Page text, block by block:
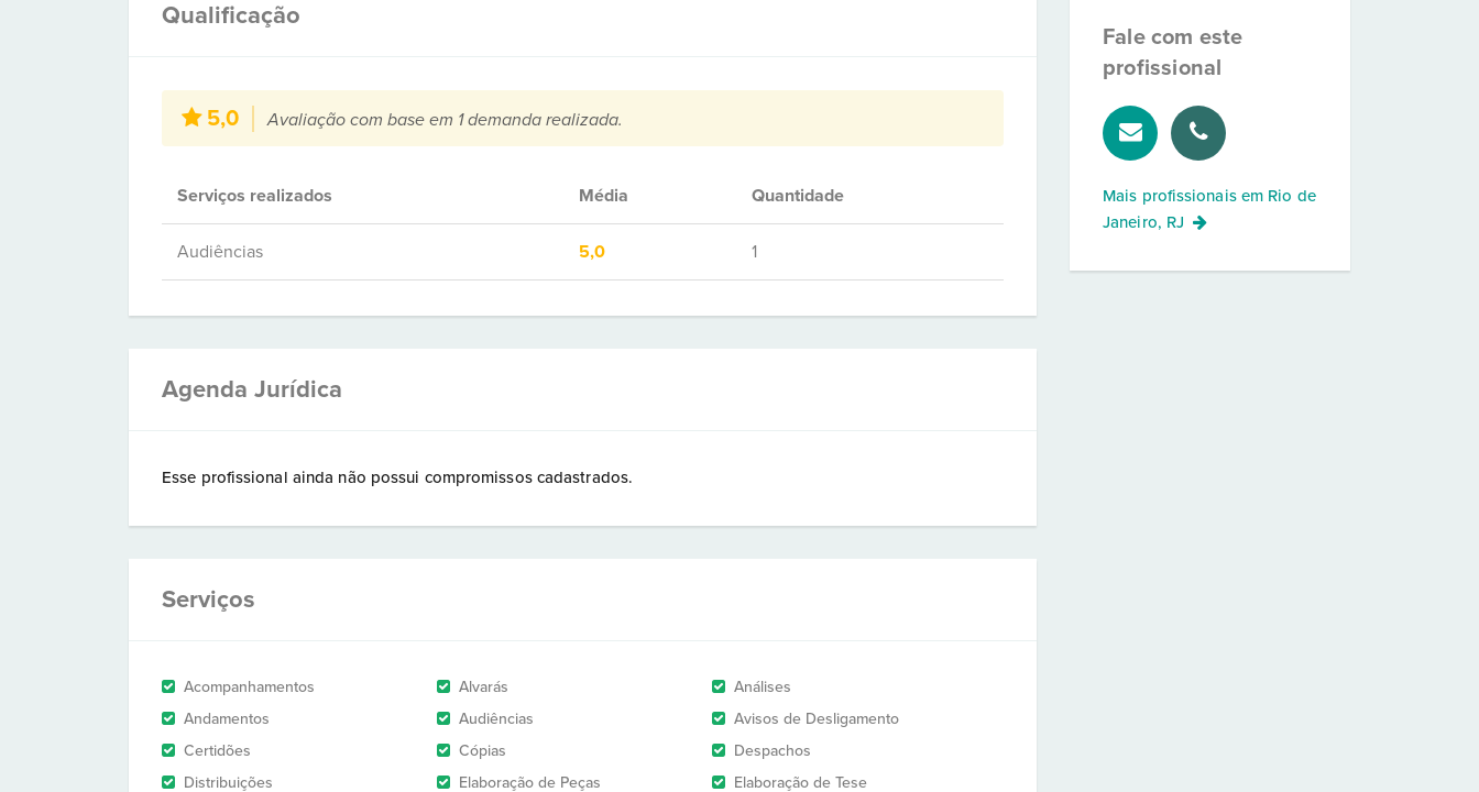
Qualificação
5,0 Avaliação com base em 1 demanda realizada.
Serviços realizados Média Quantidade
Audiências 5,0 1
Agenda Jurídica
Esse profissional ainda não possui compromissos cadastrados.
Serviços
Acompanhamentos Alvarás
Análises
Andamentos
Audiências
Avisos de Desligamento
Certidões
Cópias
Despachos
Distribuições
Elaboração de Peças
Elaboração de Tese
Fale com este
profissional
Mais profissionais em Rio de
Janeiro, RJ